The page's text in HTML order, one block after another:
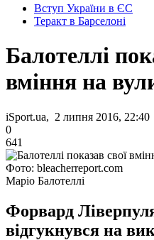
Вступ України в ЄС
Теракт в Барселоні
Балотеллі
вміння на
iSport.ua, 2 липня 2016, 22:40
0
641
Фото: bleacherreport.com
Маріо Балотеллі
Форвард
відгукнувся на